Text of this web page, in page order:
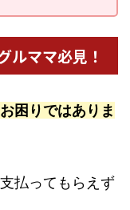
ルママ必見！
困りではありま
払ってもらえず